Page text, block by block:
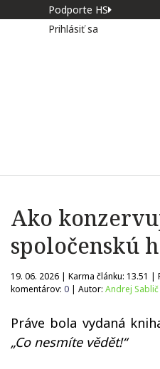
Podporte HS
Prihlásiť sa
Ako
spoločenskú
19. 06. 2026 | Karma článku: 13.51 |
komentárov: 0 | Autor: Andrej Sablič
Práve bola vydaná
„Co nesmíte vědět!“